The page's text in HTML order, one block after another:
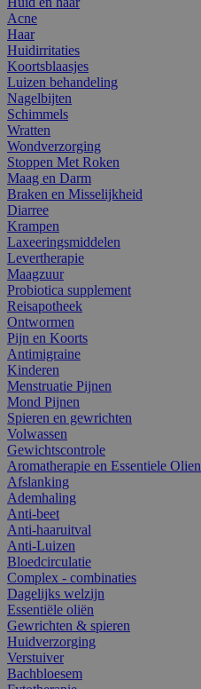
Acne
Haar
Huidirritaties
Koortsblaasjes
Luizen behandeling
Nagelbijten
Schimmels
Wratten
Wondverzorging
Stoppen Met Roken
Maag en Darm
Braken en Misselijkheid
Diarree
Krampen
Laxeeringsmiddelen
Levertherapie
Maagzuur
Probiotica supplement
Reisapotheek
Ontwormen
Pijn en Koorts
Antimigraine
Kinderen
Menstruatie Pijnen
Mond Pijnen
Spieren en gewrichten
Volwassen
Gewichtscontrole
Aromatherapie en Essentiele Olien
Afslanking
Ademhaling
Anti-beet
Anti-haaruitval
Anti-Luizen
Bloedcirculatie
Complex - combinaties
Dagelijks welzijn
Essentiële oliën
Gewrichten & spieren
Huidverzorging
Verstuiver
Bachbloesem